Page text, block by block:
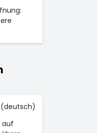
(deutsch)
auf